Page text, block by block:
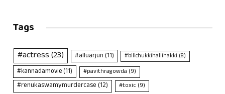
Tags
#actress(23) #alluarjun(11) #bilichukkihallihakki (8)
#kannadamovie(11) #pavithragowda (9)
#renukaswamymurdercase(12) #toxic(9)